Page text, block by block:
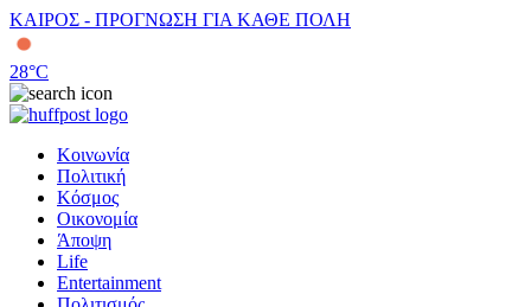
ΚΑΙΡΟΣ - ΠΡΟΓΝΩΣΗ ΓΙΑ ΚΑΘΕ ΠΟΛΗ
28°C
Κοινωνία
Πολιτική
Κόσμος
Οικονομία
Άποψη
Life
Entertainment